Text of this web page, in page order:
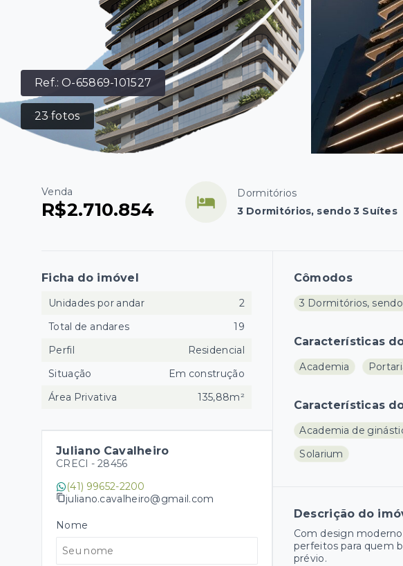
Ref.:O-65869-101527
23fotos
Venda
R$2.710.854
Dormitórios
3 Dormitórios, sendo 3 Suítes
Cômodos
3 Dormitórios,
Características
Academia
Características
Academia de
Solarium
Descrição do
Com design
perfeitos para quem
prévio.
Ficha do imóvel
Unidades por andar
2
Total de andares
19
Perfil
Residencial
Situação
Em construção
Área Privativa
135,88m²
Juliano Cavalheiro
CRECI - 28456
(41) 99652-2200
juliano.cavalheiro@gmail.com
Nome